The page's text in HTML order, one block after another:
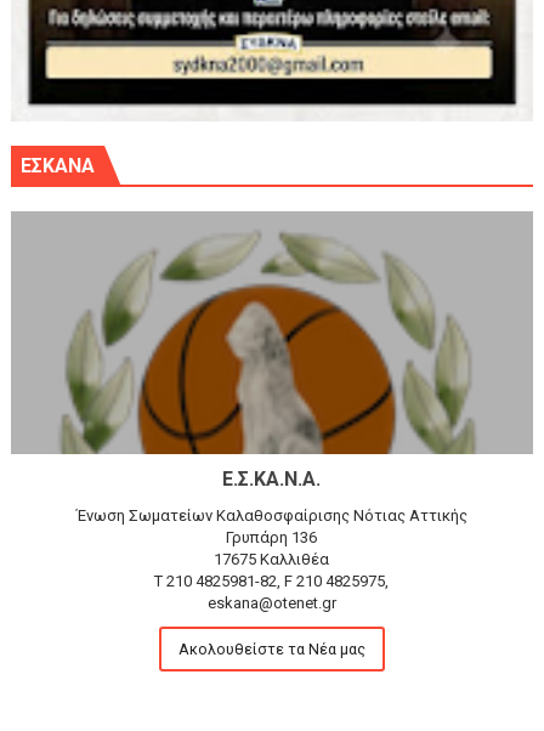
ΕΣΚΑΝΑ
Ε.Σ.ΚΑ.Ν.Α.
Ένωση Σωματείων Καλαθοσφαίρισης Νότιας Αττικής
Γρυπάρη 136
17675 Καλλιθέα
T 210 4825981-82, F 210 4825975,
eskana@otenet.gr
Ακολουθείστε τα Νέα μας